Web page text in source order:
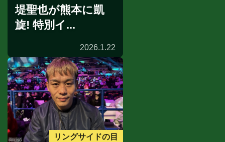
堤聖也が熊本に凱
旋! 特別イ...
2026.1.22
リングサイドの目